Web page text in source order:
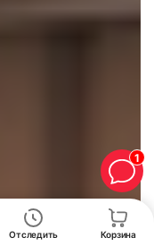
Отследить Корзина
1